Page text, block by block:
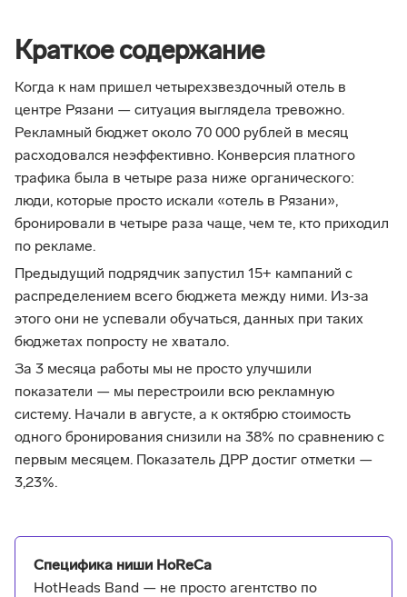
Краткое содержание
Когда к нам пришел четырехзвездочный отель в
центре Рязани — ситуация выглядела тревожно.
Рекламный бюджет около 70 000 рублей в месяц
расходовался неэффективно. Конверсия платного
трафика была в четыре раза ниже органического:
люди, которые просто искали «отель в Рязани»,
бронировали в четыре раза чаще, чем те, кто приходил
по рекламе.
Предыдущий подрядчик запустил 15+ кампаний с
распределением всего бюджета между ними. Из‑за
этого они не успевали обучаться, данных при таких
бюджетах попросту не хватало.
За 3 месяца работы мы не просто улучшили
показатели — мы перестроили всю рекламную
систему. Начали в августе, а к октябрю стоимость
одного бронирования снизили на 38% по сравнению с
первым месяцем. Показатель ДРР достиг отметки —
3,23%.
Специфика ниши HoReCa
HotHeads Band — не просто агентство по